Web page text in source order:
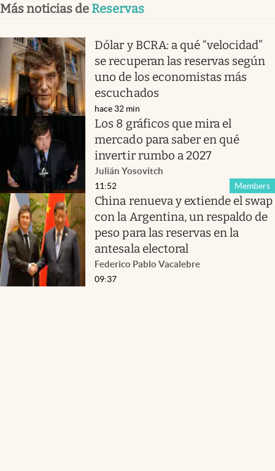
Más noticias de Reservas
Dólar y BCRA: a qué “velocidad”
se recuperan las reservas según
uno de los economistas más
escuchados
hace 32 min
Los 8 gráficos que mira el
mercado para saber en qué
invertir rumbo a 2027
Julián Yosovitch
Members
11:52
China renueva y extiende el swap
con la Argentina, un respaldo de
peso para las reservas en la
antesala electoral
Federico Pablo Vacalebre
09:37